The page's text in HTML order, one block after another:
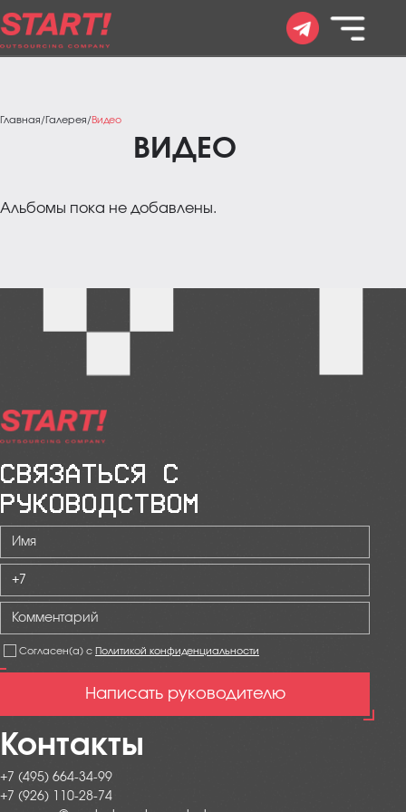
Главная/Галерея/Видео
ВИДЕО
Альбомы пока не добавлены.
СВЯЗАТЬСЯ С
РУКОВОДСТВОМ
Согласен(а) с Политикой конфиденциальности
Написать руководителю
Контакты
+7 (495) 664-34-99
+7 (926) 110-28-74